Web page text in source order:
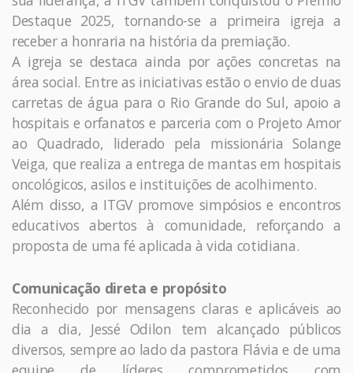
Destaque 2025, tornando-se a primeira igreja a
receber a honraria na história da premiação.
A igreja se destaca ainda por ações concretas na
área social. Entre as iniciativas estão o envio de duas
carretas de água para o Rio Grande do Sul, apoio a
hospitais e orfanatos e parceria com o Projeto Amor
ao Quadrado, liderado pela missionária Solange
Veiga, que realiza a entrega de mantas em hospitais
oncológicos, asilos e instituições de acolhimento.
Além disso, a ITGV promove simpósios e encontros
educativos abertos à comunidade, reforçando a
proposta de uma fé aplicada à vida cotidiana.
Comunicação direta e propósito
Reconhecido por mensagens claras e aplicáveis ao
dia a dia, Jessé Odilon tem alcançado públicos
diversos, sempre ao lado da pastora Flávia e de uma